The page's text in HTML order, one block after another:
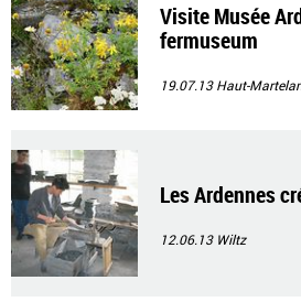
Visite Musée
fermuseum
19.07.13Haut-
Les Ardennes
12.06.13 Wiltz